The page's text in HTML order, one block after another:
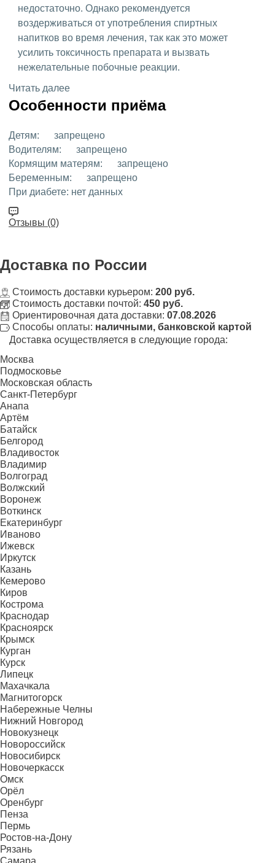
недостаточно. Однако рекомендуется
воздерживаться от употребления спиртных
напитков во время лечения, так как это может
усилить токсичность препарата и вызвать
нежелательные побочные реакции.
Читать далее
Особенности приёма
Детям:
запрещено
Водителям:
запрещено
Кормящим матерям:
запрещено
Беременным:
запрещено
При диабете: нет данных
Отзывы (0)
Доставка по России
Стоимость доставки курьером: 200 руб.
Стоимость доставки почтой: 450 руб.
Ориентировочная дата доставки: 07.08.2026
Способы оплаты: наличными, банковской картой
Доставка осуществляется в следующие города:
Москва
Подмосковье
Московская область
Санкт-Петербург
Анапа
Артём
Батайск
Белгород
Владивосток
Владимир
Волгоград
Волжский
Воронеж
Воткинск
Екатеринбург
Иваново
Ижевск
Иркутск
Казань
Кемерово
Киров
Кострома
Краснодар
Красноярск
Крымск
Курган
Курск
Липецк
Махачкала
Магнитогорск
Набережные Челны
Нижний Новгород
Новокузнецк
Новороссийск
Новосибирск
Новочеркасск
Омск
Орёл
Оренбург
Пенза
Пермь
Ростов-на-Дону
Рязань
Самара